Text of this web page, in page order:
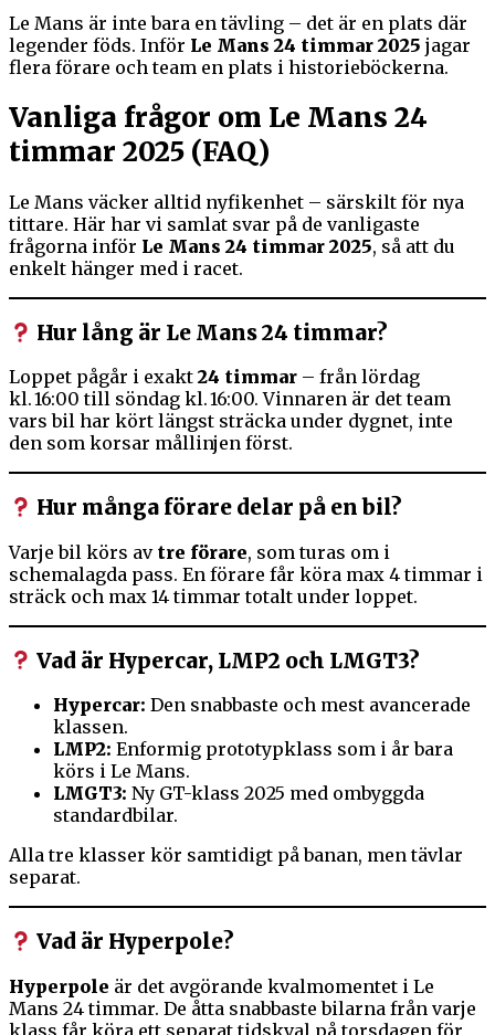
Le Mans är inte bara en tävling – det är en plats där
legender föds. Inför Le Mans 24 timmar 2025 jagar
flera förare och team en plats i historieböckerna.
Vanliga frågor om Le Mans 24
timmar 2025 (FAQ)
Le Mans väcker alltid nyfikenhet – särskilt för nya
tittare. Här har vi samlat svar på de vanligaste
frågorna inför Le Mans 24 timmar 2025, så att du
enkelt hänger med i racet.
Hur lång är Le Mans 24 timmar?
Loppet pågår i exakt 24 timmar – från lördag
kl. 16:00 till söndag kl. 16:00. Vinnaren är det team
vars bil har kört längst sträcka under dygnet, inte
den som korsar mållinjen först.
Hur många förare delar på en bil?
Varje bil körs av tre förare, som turas om i
schemalagda pass. En förare får köra max 4 timmar i
sträck och max 14 timmar totalt under loppet.
Vad är Hypercar, LMP2 och LMGT3?
Hypercar: Den snabbaste och mest avancerade
klassen.
LMP2: Enformig prototypklass som i år bara
körs i Le Mans.
LMGT3: Ny GT-klass 2025 med ombyggda
standardbilar.
Alla tre klasser kör samtidigt på banan, men tävlar
separat.
Vad är Hyperpole?
Hyperpole är det avgörande kvalmomentet i Le
Mans 24 timmar. De åtta snabbaste bilarna från varje
klass får köra ett separat tidskval på torsdagen för